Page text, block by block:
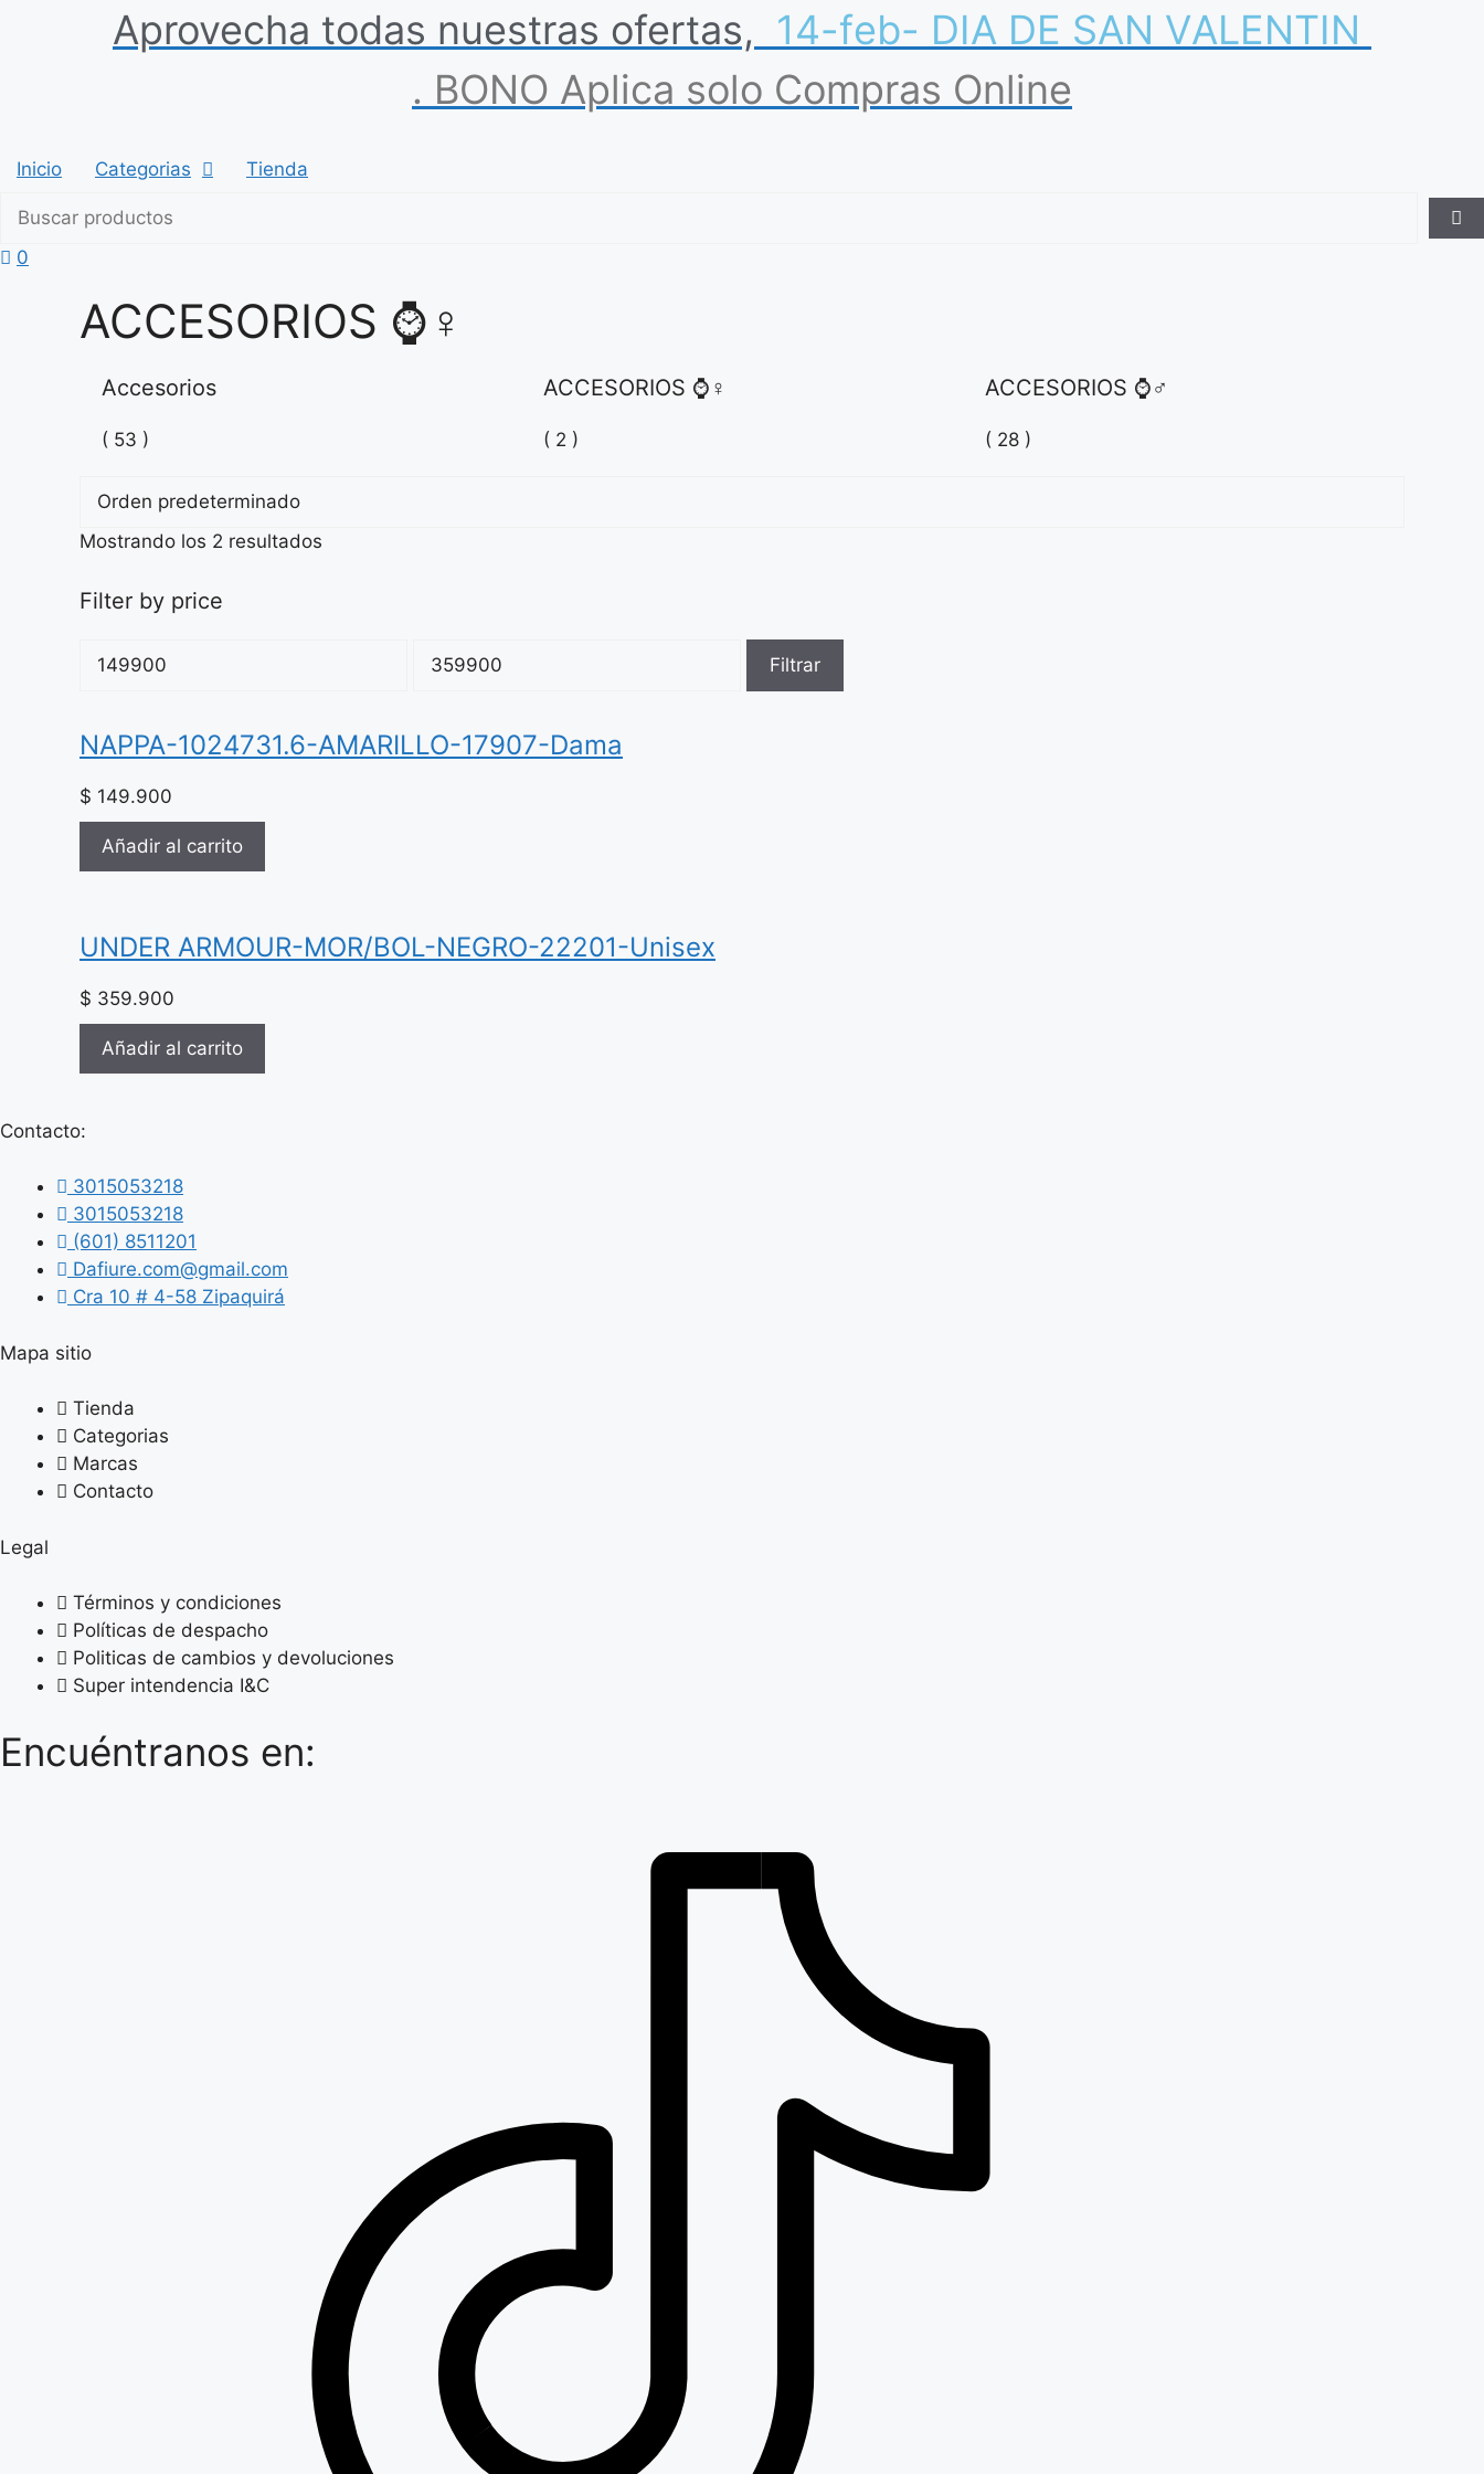
Aprovecha todas nuestras ofertas, 14-feb- DIA DE SAN VALENTIN
. BONO Aplica solo Compras Online
Inicio Categorias Tienda
0
ACCESORIOS ⌚♀
Accesorios
( 53 )
ACCESORIOS ⌚♀
( 2 )
ACCESORIOS ⌚♂
( 28 )
Mostrando los 2 resultados
Filter by price
mínimo
máximo
Filtrar
NAPPA-1024731.6-AMARILLO-17907-Dama
$ 149.900
Añadir al carrito
UNDER ARMOUR-MOR/BOL-NEGRO-22201-Unisex
$ 359.900
Añadir al carrito
Contacto:
3015053218
3015053218
(601) 8511201
Dafiure.com@gmail.com
Cra 10 # 4-58 Zipaquirá
Mapa sitio
Tienda
Categorias
Marcas
Contacto
Legal
Términos y condiciones
Políticas de despacho
Politicas de cambios y devoluciones
Super intendencia I&C
Encuéntranos en: